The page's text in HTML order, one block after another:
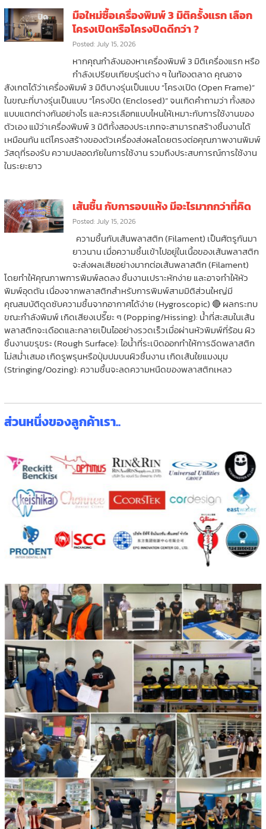
มือใหม่ซื้อเครื่องพิมพ์ 3 มิติครั้งแรก เลือก
โครงเปิดหรือโครงปิดดีกว่า ?
Posted: July 15, 2026
หากคุณกำลังมองหาเครื่องพิมพ์ 3 มิติเครื่องแรก หรือ
กำลังเปรียบเทียบรุ่นต่าง ๆ ในท้องตลาด คุณอาจ
สังเกตได้ว่าเครื่องพิมพ์ 3 มิติบางรุ่นเป็นแบบ “โครงเปิด (Open Frame)”
ในขณะที่บางรุ่นเป็นแบบ “โครงปิด (Enclosed)” จนเกิดคำถามว่า ทั้งสอง
แบบแตกต่างกันอย่างไร และควรเลือกแบบไหนให้เหมาะกับการใช้งานของ
ตัวเอง แม้ว่าเครื่องพิมพ์ 3 มิติทั้งสองประเภทจะสามารถสร้างชิ้นงานได้
เหมือนกัน แต่โครงสร้างของตัวเครื่องส่งผลโดยตรงต่อคุณภาพงานพิมพ์
วัสดุที่รองรับ ความปลอดภัยในการใช้งาน รวมถึงประสบการณ์การใช้งาน
ในระยะยาว
เส้นชื้น กับการอบแห้ง มีอะไรมากกว่าที่คิด
Posted: July 15, 2026
ความชื้นกับเส้นพลาสติก (Filament) เป็นศัตรูกันมา
ยาวนาน เมื่อความชื้นเข้าไปอยู่ในเนื้อของเส้นพลาสติก
จะส่งผลเสียอย่างมากต่อเส้นพลาสติก (Filament)
โดยทำให้คุณภาพการพิมพ์ลดลง ชิ้นงานเปราะหักง่าย และอาจทำให้หัว
พิมพ์อุดตัน เนื่องจากพลาสติกสำหรับการพิมพ์สามมิติส่วนใหญ่มี
คุณสมบัติดูดซับความชื้นจากอากาศได้ง่าย (Hygroscopic) 🔴 ผลกระทบ
ขณะกำลังพิมพ์ เกิดเสียงเปรี๊ยะ ๆ (Popping/Hissing): น้ำที่สะสมในเส้น
พลาสติกจะเดือดและกลายเป็นไออย่างรวดเร็วเมื่อผ่านหัวพิมพ์ที่ร้อน ผิว
ชิ้นงานขรุขระ (Rough Surface): ไอน้ำที่ระเบิดออกทำให้การฉีดพลาสติก
ไม่สม่ำเสมอ เกิดรูพรุนหรือปุ่มปมบนผิวชิ้นงาน เกิดเส้นใยแมงมุม
(Stringing/Oozing): ความชื้นจะลดความหนืดของพลาสติกเหลว
ส่วนหนึ่งของลูกค้าเรา..